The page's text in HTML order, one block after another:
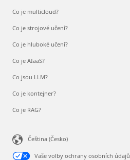
Co je multicloud?
Co je strojové učení?
Co je hluboké učení?
Co je AIaaS?
Co jsou LLM?
Co je kontejner?
Co je RAG?
Čeština (Česko)
Vaše volby ochrany osobních údajů